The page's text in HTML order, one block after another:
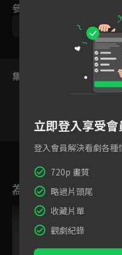
覺愛上了他。麗姬面對為爭
尊重，感化身邊每個人，終
參與演員
張彬彬
集數列表
19 20
為您推薦
立即登入享受
登入會員解決看劇各
720p 畫質
略過片頭尾
收藏片單
觀劇紀錄